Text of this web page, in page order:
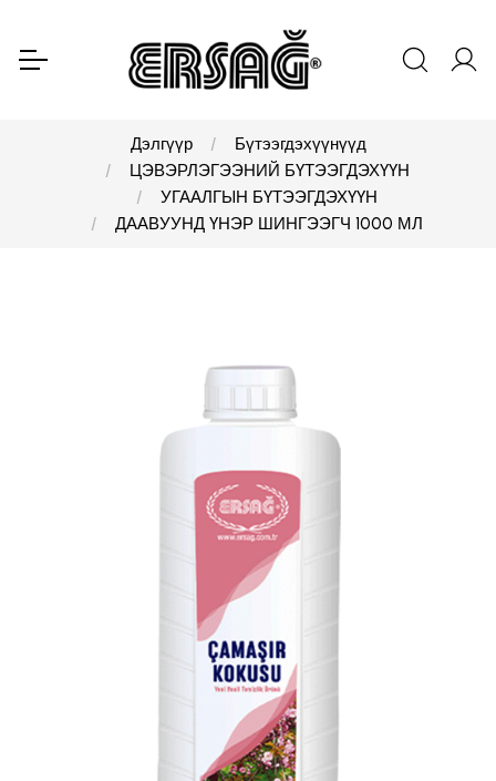
Дэлгүүр
Бүтээгдэхүүнүүд
ЦЭВЭРЛЭГЭЭНИЙ БҮТЭЭГДЭХҮҮН
УГААЛГЫН БҮТЭЭГДЭХҮҮН
ДААВУУНД ҮНЭР ШИНГЭЭГЧ 1000 МЛ